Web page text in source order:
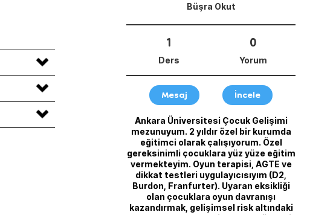
Büşra Okut
1
Ders
0
Yorum
Mesaj İncele
Ankara Üniversitesi Çocuk Gelişimi
mezunuyum. 2 yıldır özel bir kurumda
eğitimci olarak çalışıyorum. Özel
gereksinimli çocuklara yüz yüze eğitim
vermekteyim. Oyun terapisi, AGTE ve
dikkat testleri uygulayıcısıyım (D2,
Burdon, Franfurter). Uyaran eksikliği
olan çocuklara oyun davranışı
kazandırmak, gelişimsel risk altındaki